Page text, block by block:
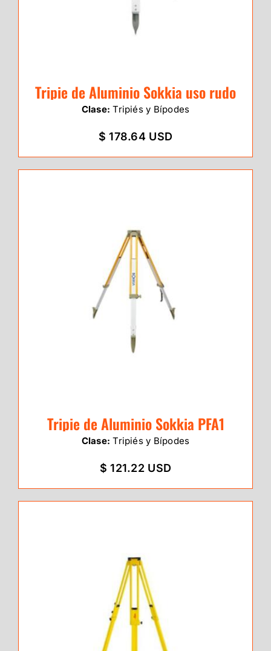
Tripie de Aluminio Sokkia uso rudo
Clase: Tripiés y Bípodes
$ 178.64 USD
Tripie de Aluminio Sokkia PFA1
Clase: Tripiés y Bípodes
$ 121.22 USD